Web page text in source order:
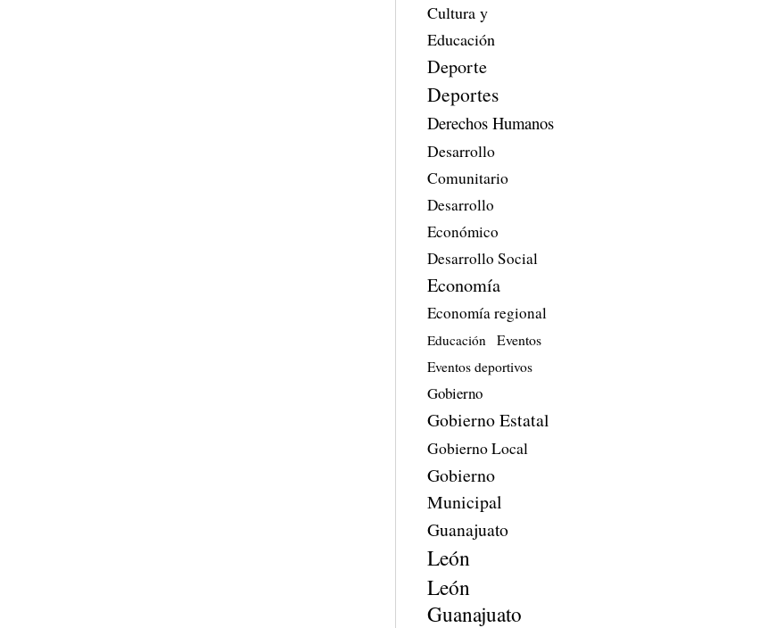
Cultura y
Educación
Deporte
Deportes
Derechos Humanos
Desarrollo
Comunitario
Desarrollo
Económico
Desarrollo Social
Economía
Economía regional
Educación Eventos
Eventos deportivos
Gobierno
Gobierno Estatal
Gobierno Local
Gobierno
Municipal
Guanajuato
León
León
Guanajuato